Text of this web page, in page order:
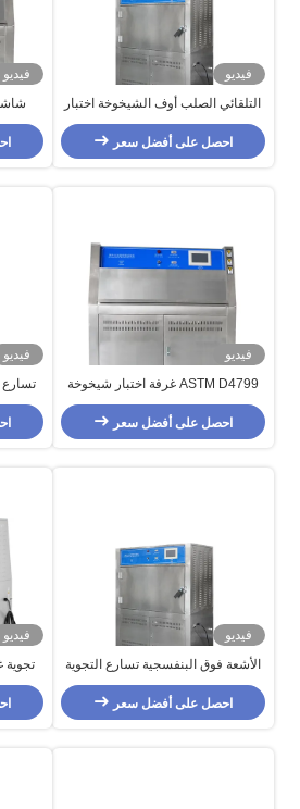
فيديو
التلقائي الصلب أوف الشيخوخة اختبار
الغرفة، القياسية أوفا تسارع التجوية
تستر
احصل على أفضل سعر
فيديو
فيديو
ASTM D4799 غرفة اختبار شيخوخة
الأشعة فوق البنفسجية عالية الدقة
احصل على أفضل سعر
فيديو
تسارع
غرفة
فيديو
الأشعة فوق البنفسجية تسارع التجوية
تستر، نوع الشاشة التي تعمل باللمس
المطاط الأشعة فوق البنفسجية
الشيخوخة اختبار الغرفة
احصل على أفضل سعر
فيديو
تجوية
فوق